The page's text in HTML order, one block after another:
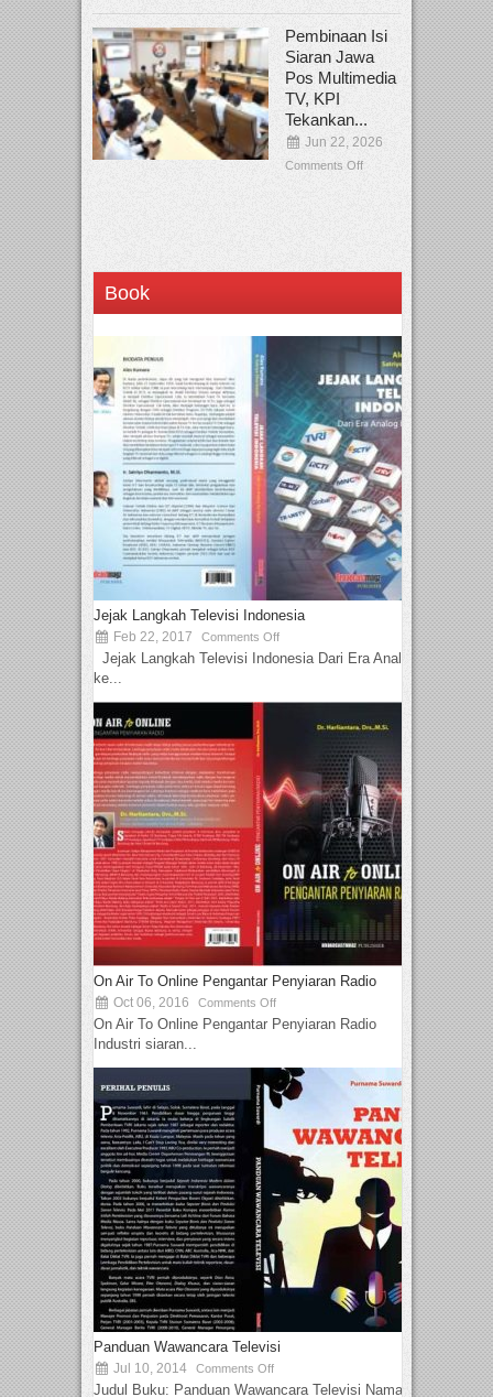
Pembinaan Isi
Siaran Jawa
Pos Multimedia
TV, KPI
Tekankan...
Jun 22, 2026
Comments Off
Book
Jejak Langkah Televisi Indonesia
Feb 22, 2017 Comments Off
Jejak Langkah Televisi Indonesia Dari Era Analog
ke...
On Air To Online Pengantar Penyiaran Radio
Oct 06, 2016 Comments Off
On Air To Online Pengantar Penyiaran Radio
Industri siaran...
Panduan Wawancara Televisi
Jul 10, 2014 Comments Off
Judul Buku: Panduan Wawancara Televisi Nama